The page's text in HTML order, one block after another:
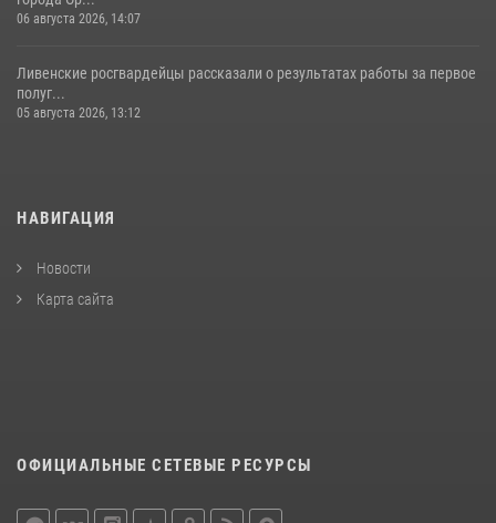
06 августа 2026, 14:07
Ливенские росгвардейцы рассказали о результатах работы за первое
полуг...
05 августа 2026, 13:12
НАВИГАЦИЯ
Новости
Карта сайта
ОФИЦИАЛЬНЫЕ СЕТЕВЫЕ РЕСУРСЫ